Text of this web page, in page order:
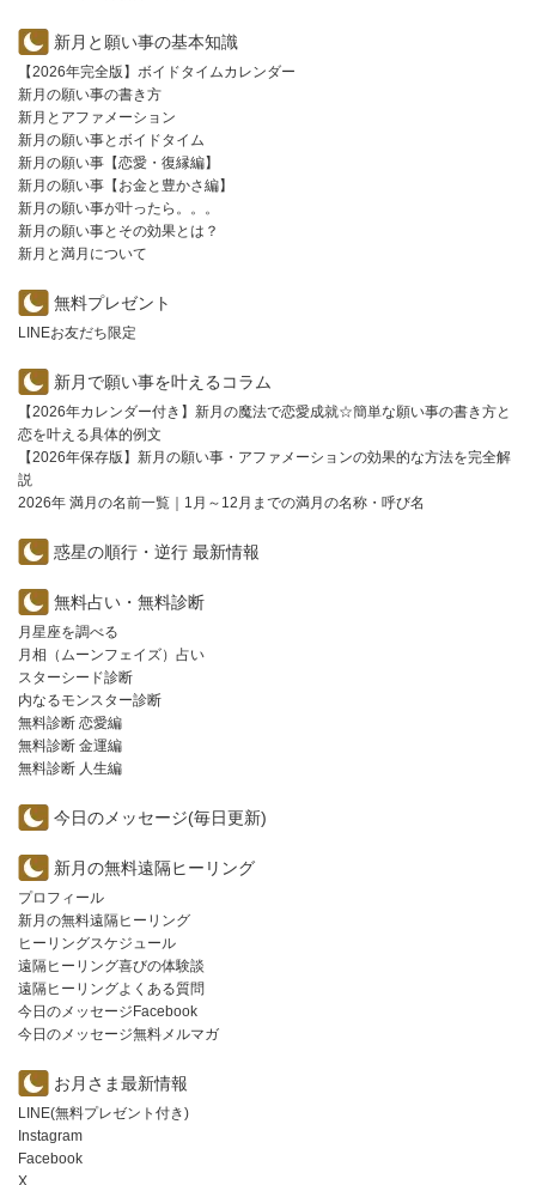
新月と願い事の基本知識
【2026年完全版】ボイドタイムカレンダー
新月の願い事の書き方
新月とアファメーション
新月の願い事とボイドタイム
新月の願い事【恋愛・復縁編】
新月の願い事【お金と豊かさ編】
新月の願い事が叶ったら。。。
新月の願い事とその効果とは？
新月と満月について
無料プレゼント
LINEお友だち限定
新月で願い事を叶えるコラム
【2026年カレンダー付き】新月の魔法で恋愛成就☆簡単な願い事の書き方と
恋を叶える具体的例文
【2026年保存版】新月の願い事・アファメーションの効果的な方法を完全解
説
2026年 満月の名前一覧｜1月～12月までの満月の名称・呼び名
惑星の順行・逆行 最新情報
無料占い・無料診断
月星座を調べる
月相（ムーンフェイズ）占い
スターシード診断
内なるモンスター診断
無料診断 恋愛編
無料診断 金運編
無料診断 人生編
今日のメッセージ(毎日更新)
新月の無料遠隔ヒーリング
プロフィール
新月の無料遠隔ヒーリング
ヒーリングスケジュール
遠隔ヒーリング喜びの体験談
遠隔ヒーリングよくある質問
今日のメッセージFacebook
今日のメッセージ無料メルマガ
お月さま最新情報
LINE(無料プレゼント付き)
Instagram
Facebook
X